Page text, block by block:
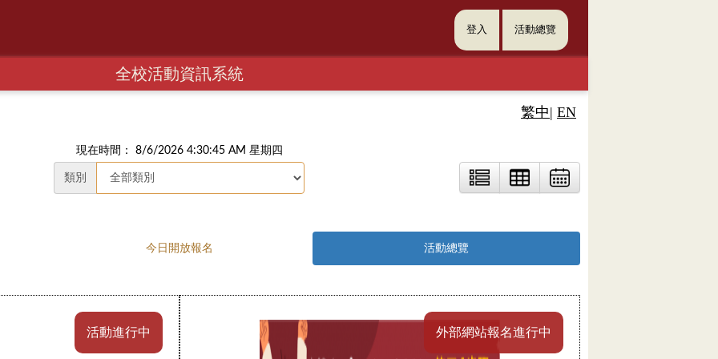
登入 活動總覽
全校活動資訊系統
繁中| EN
現在時間： 8/6/2026 4:30:46 AM 星期四
類別
今日開放報名 活動總覽
活動進行中 外部網站報名進行中